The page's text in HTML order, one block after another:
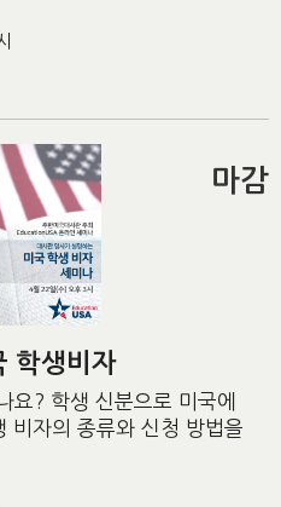
학생비자
요? 학생 신분으로 미국에
비자의 종류와 신청 방법을
마감